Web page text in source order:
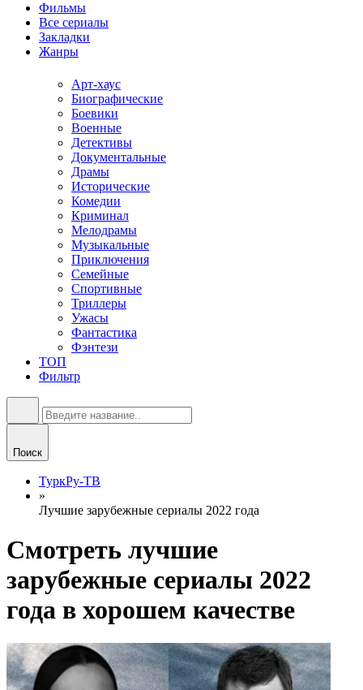
Фильмы
Все сериалы
Закладки
Жанры
Арт-хаус
Биографические
Боевики
Военные
Детективы
Документальные
Драмы
Исторические
Комедии
Криминал
Мелодрамы
Музыкальные
Приключения
Семейные
Спортивные
Триллеры
Ужасы
Фантастика
Фэнтези
ТОП
Фильтр
Поиск
ТуркРу-ТВ
»
Лучшие зарубежные сериалы 2022 года
Смотреть лучшие
зарубежные сериалы 2022
года в хорошем качестве